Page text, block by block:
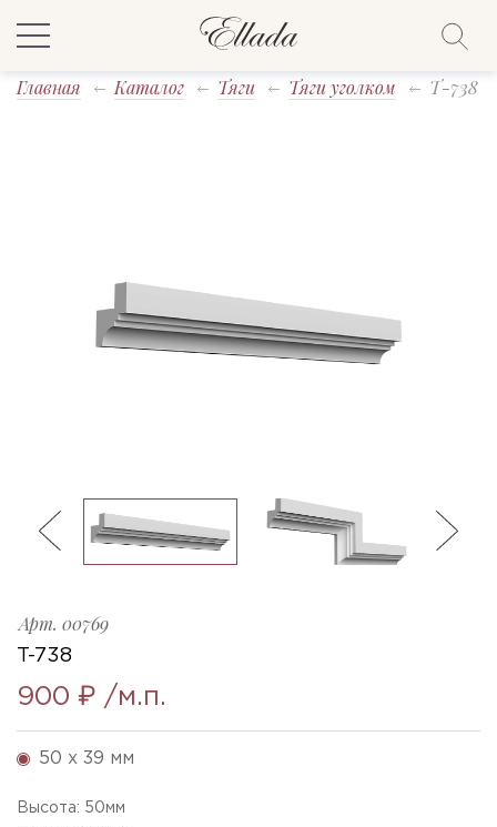
Главная Каталог Тяги Тяги уголком T-738
Арт. 00769
T-738
900 ₽ /м.п.
50 x 39 мм
Высота: 50мм